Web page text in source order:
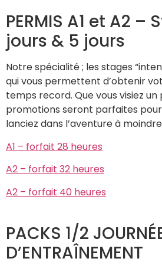
PERMIS A1 et A2 –
jours & 5 jours
Notre spécialité ; les stages
qui vous permettent d’obtenir
temps record. Que vous visiez un
promotions seront parfaites pour
lanciez dans l’aventure à
A1 – forfait 28 heures
A2 – forfait 32 heures
A2 – forfait 40 heures
PACKS 1/2
D’ENTRAÎNEMENT